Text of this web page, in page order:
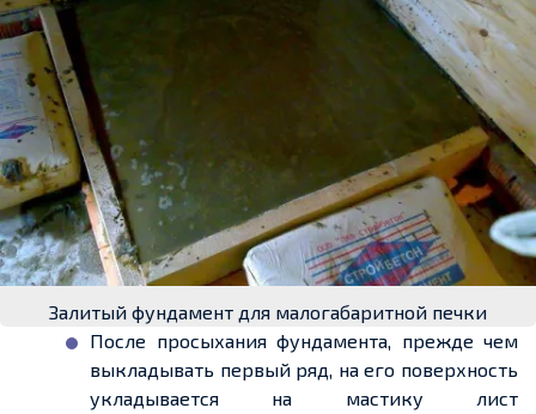
Залитый фундамент для малогабаритной печки
После просыхания фундамента, прежде чем
выкладывать первый ряд, на его поверхность
укладывается на мастику лист